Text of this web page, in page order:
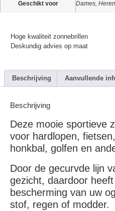
Geschikt voor Dames, Heren
Hoge kwaliteit zonnebrillen
Deskundig advies op maat
Beschrijving Aanvullende
Beschrijving
Deze mooie sportieve
voor hardlopen,
honkbal, golfen en
Door de gecurvde lijn
gezicht, daardoor
bescherming van uw
stof, regen of modder.